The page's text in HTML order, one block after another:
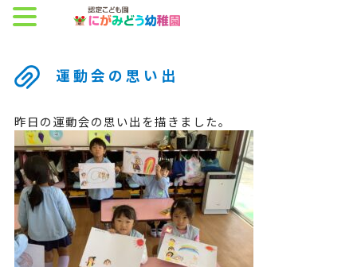
運動会の思い出
昨日の運動会の思い出を描きました。